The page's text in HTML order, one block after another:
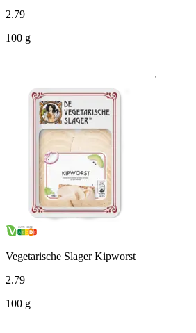
2.79
100 g
Vegetarische Slager Kipworst
2.79
100 g